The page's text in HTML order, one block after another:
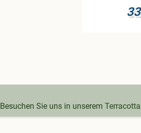
Besuchen Sie uns in unserem